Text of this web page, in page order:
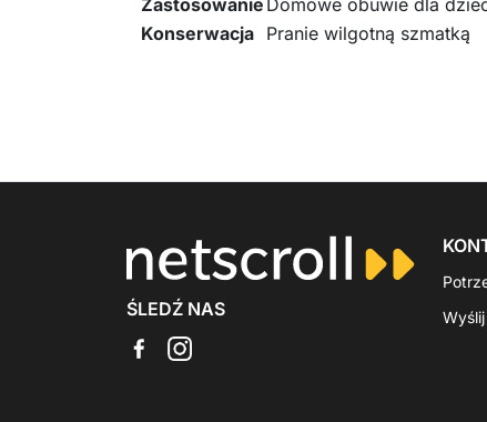
Zastosowanie Domowe obuwie dla
Konserwacja Pranie wilgotną szmatką
ŚLEDŹ NAS